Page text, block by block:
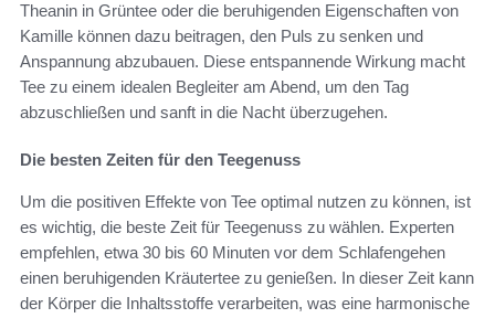
Theanin in Grüntee oder die beruhigenden Eigenschaften von
Kamille können dazu beitragen, den Puls zu senken und
Anspannung abzubauen. Diese entspannende Wirkung macht
Tee zu einem idealen Begleiter am Abend, um den Tag
abzuschließen und sanft in die Nacht überzugehen.
Die besten Zeiten für den Teegenuss
Um die positiven Effekte von Tee optimal nutzen zu können, ist
es wichtig, die beste Zeit für Teegenuss zu wählen. Experten
empfehlen, etwa 30 bis 60 Minuten vor dem Schlafengehen
einen beruhigenden Kräutertee zu genießen. In dieser Zeit kann
der Körper die Inhaltsstoffe verarbeiten, was eine harmonische